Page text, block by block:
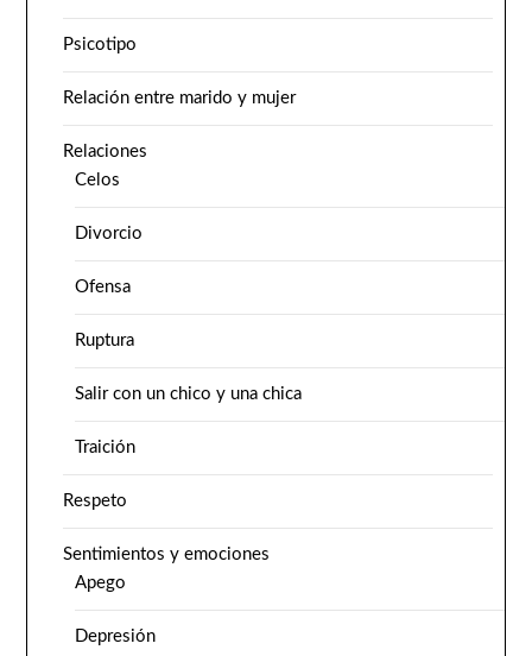
Psicotipo
Relación entre marido y mujer
Relaciones
Celos
Divorcio
Ofensa
Ruptura
Salir con un chico y una chica
Traición
Respeto
Sentimientos y emociones
Apego
Depresión